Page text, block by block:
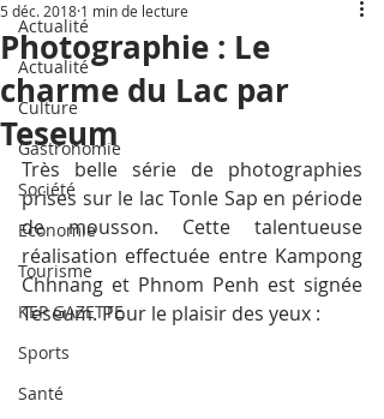
Actualité
Actualité
Culture
Gastronomie
Société
Economie
Tourisme
KEP GAZETTE
Sports
Santé
Photographie : Le
charme du Lac par
Teseum
5 déc. 2018 1 min de lecture
Très belle série de photographies
prises sur le lac Tonle Sap en période
de mousson. Cette talentueuse
réalisation effectuée entre Kampong
Chhnang et Phnom Penh est signée
Teseum. Pour le plaisir des yeux :